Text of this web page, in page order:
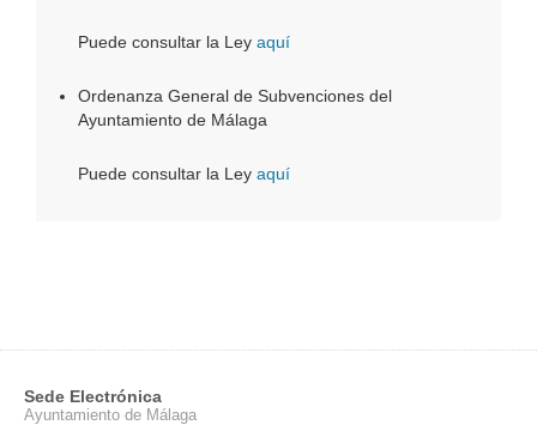
Puede consultar la Ley aquí
Ordenanza General de Subvenciones del
Ayuntamiento de Málaga
Puede consultar la Ley aquí
Sede Electrónica
Ayuntamiento de Málaga